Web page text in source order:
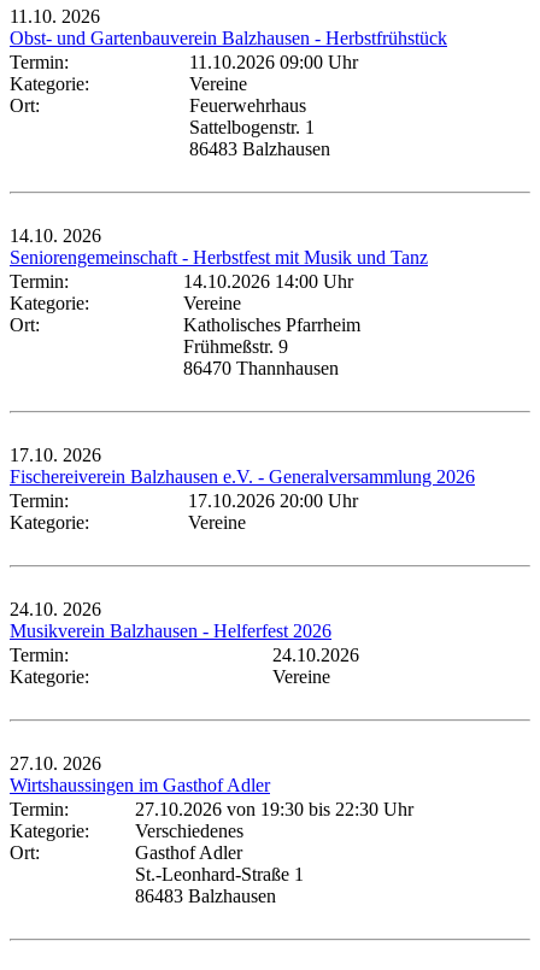
11.10. 2026
Obst- und Gartenbauverein Balzhausen - Herbstfrühstück
Termin:
11.10.2026 09:00 Uhr
Kategorie:
Vereine
Ort:
Feuerwehrhaus
Sattelbogenstr. 1
86483 Balzhausen
14.10. 2026
Seniorengemeinschaft - Herbstfest mit Musik und Tanz
Termin:
14.10.2026 14:00 Uhr
Kategorie:
Vereine
Ort:
Katholisches Pfarrheim
Frühmeßstr. 9
86470 Thannhausen
17.10. 2026
Fischereiverein Balzhausen e.V. - Generalversammlung 2026
Termin:
17.10.2026 20:00 Uhr
Kategorie:
Vereine
24.10. 2026
Musikverein Balzhausen - Helferfest 2026
Termin:
24.10.2026
Kategorie:
Vereine
27.10. 2026
Wirtshaussingen im Gasthof Adler
Termin:
27.10.2026 von 19:30 bis 22:30 Uhr
Kategorie:
Verschiedenes
Ort:
Gasthof Adler
St.-Leonhard-Straße 1
86483 Balzhausen